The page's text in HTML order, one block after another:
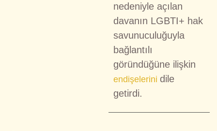
nedeniyle açılan
davanın LGBTI+ hak
savunuculuğuyla
bağlantılı
göründüğüne ilişkin
endişelerini dile
getirdi.